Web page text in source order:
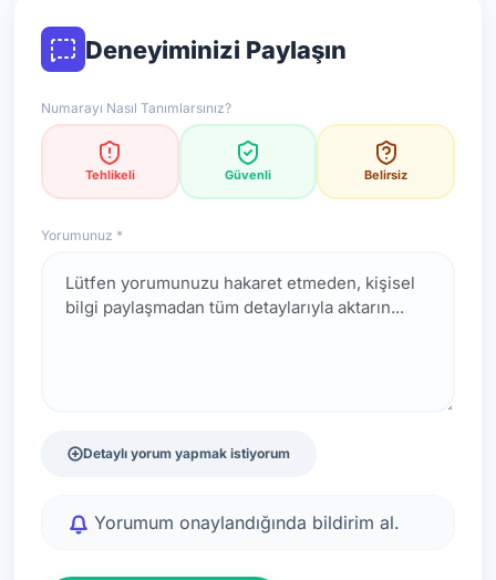
resmi doğrulama niteliği taşımaz.
*Not: Değerlendirmeler onaylı kullanıcı yorumlarına göre
güncellenir.
Deneyiminizi Paylaşın
Numarayı Nasıl Tanımlarsınız?
Tehlikeli Güvenli Belirsiz
Yorumunuz *
Detaylı yorum yapmak istiyorum
Yorumum onaylandığında bildirim al.